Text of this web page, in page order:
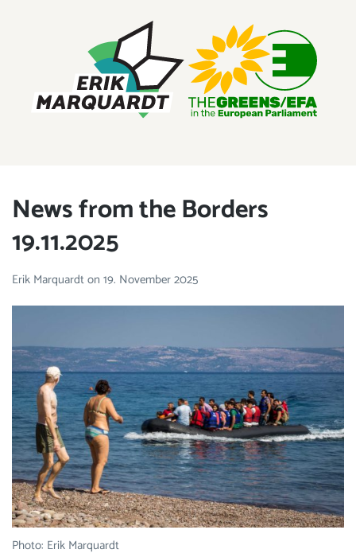
News from the Borders
19.11.2025
Erik Marquardton 19. November 2025
Photo: Erik Marquardt